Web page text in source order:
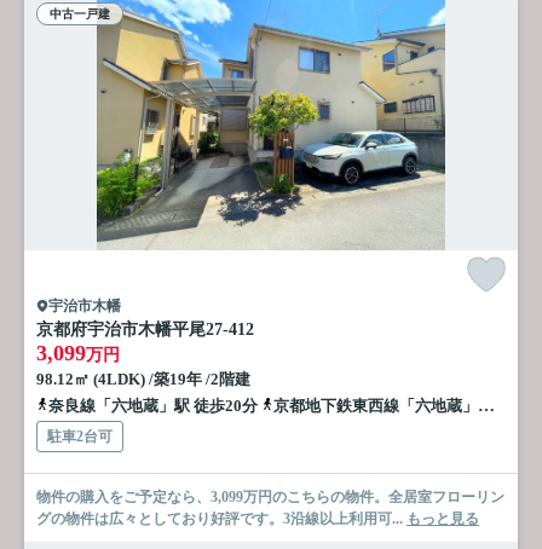
中古一戸建
宇治市木幡
京都府宇治市木幡平尾27-412
3,099万円
98.12㎡ (4LDK) /築19年 /2階建
奈良線「六地蔵」駅 徒歩20分
京都地下鉄東西線「六地蔵」駅 徒歩20分
駐車2台可
物件の購入をご予定なら、3,099万円のこちらの物件。全居室フローリン
グの物件は広々としており好評です。3沿線以上利用可... もっと見る